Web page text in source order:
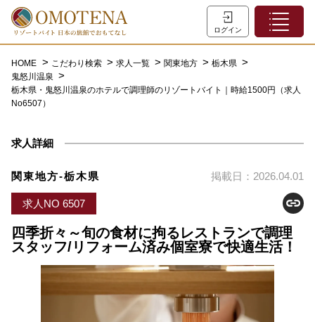
ログイン
ホーム
特集一覧
会員登録
0120-932-959
【TEL受付】9:30～18:00 土日・祝日定休
HOME こだわり検索 求人一覧 関東地方
栃木県
鬼怒川温泉
栃木県・鬼怒川温泉のホテルで調理師のリゾートバイト｜時給1500円（求人
No6507）
求人詳細
関東地方-栃木県 掲載日：2026.04.01
求人NO 6507
四季折々～旬の食材に拘るレストランで調理
スタッフ/リフォーム済み個室寮で快適生活！